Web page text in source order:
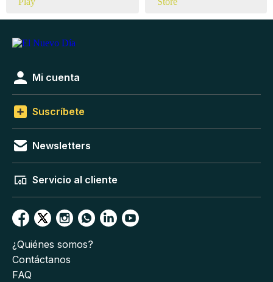
Mi cuenta
Suscríbete
Newsletters
Servicio al cliente
¿Quiénes somos?
Contáctanos
FAQ